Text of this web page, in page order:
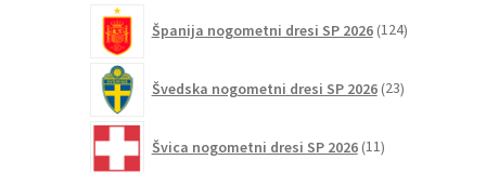
Španija nogometni dresi SP 2026 124izdelkov
Švedska nogometni dresi SP 2026 23izdelkov
Švica nogometni dresi SP 2026 11izdelkov